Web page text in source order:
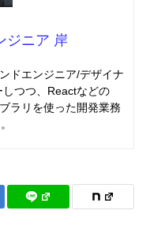
ジニア 岸
ドエンジニア/デザイナ
つつ、Reactなどの
ラリを使った開発業務